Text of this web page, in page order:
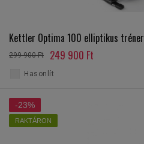
Kettler Optima 100 elliptikus tréner
299 900 Ft 249 900 Ft
Hasonlít
-23%
RAKTÁRON